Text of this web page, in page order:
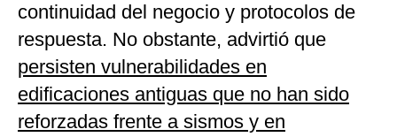
continuidad del negocio y protocolos de
respuesta. No obstante, advirtió que
persisten vulnerabilidades en
edificaciones antiguas que no han sido
reforzadas frente a sismos y en